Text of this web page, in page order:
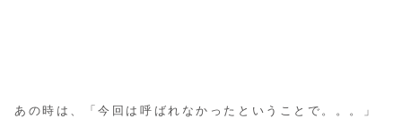
あの時は、「今回は呼ばれなかったということで。。。」